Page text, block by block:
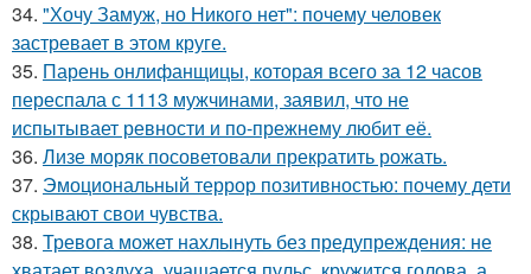
34. "Хочу Замуж, но Никого нет": почему человек
застревает в этом круге.
35. Парень онлифанщицы, которая всего за 12 часов
переспала с 1113 мужчинами, заявил, что не
испытывает ревности и по-прежнему любит её.
36. Лизе моряк посоветовали прекратить рожать.
37. Эмоциональный террор позитивностью: почему дети
скрывают свои чувства.
38. Тревога может нахлынуть без предупреждения: не